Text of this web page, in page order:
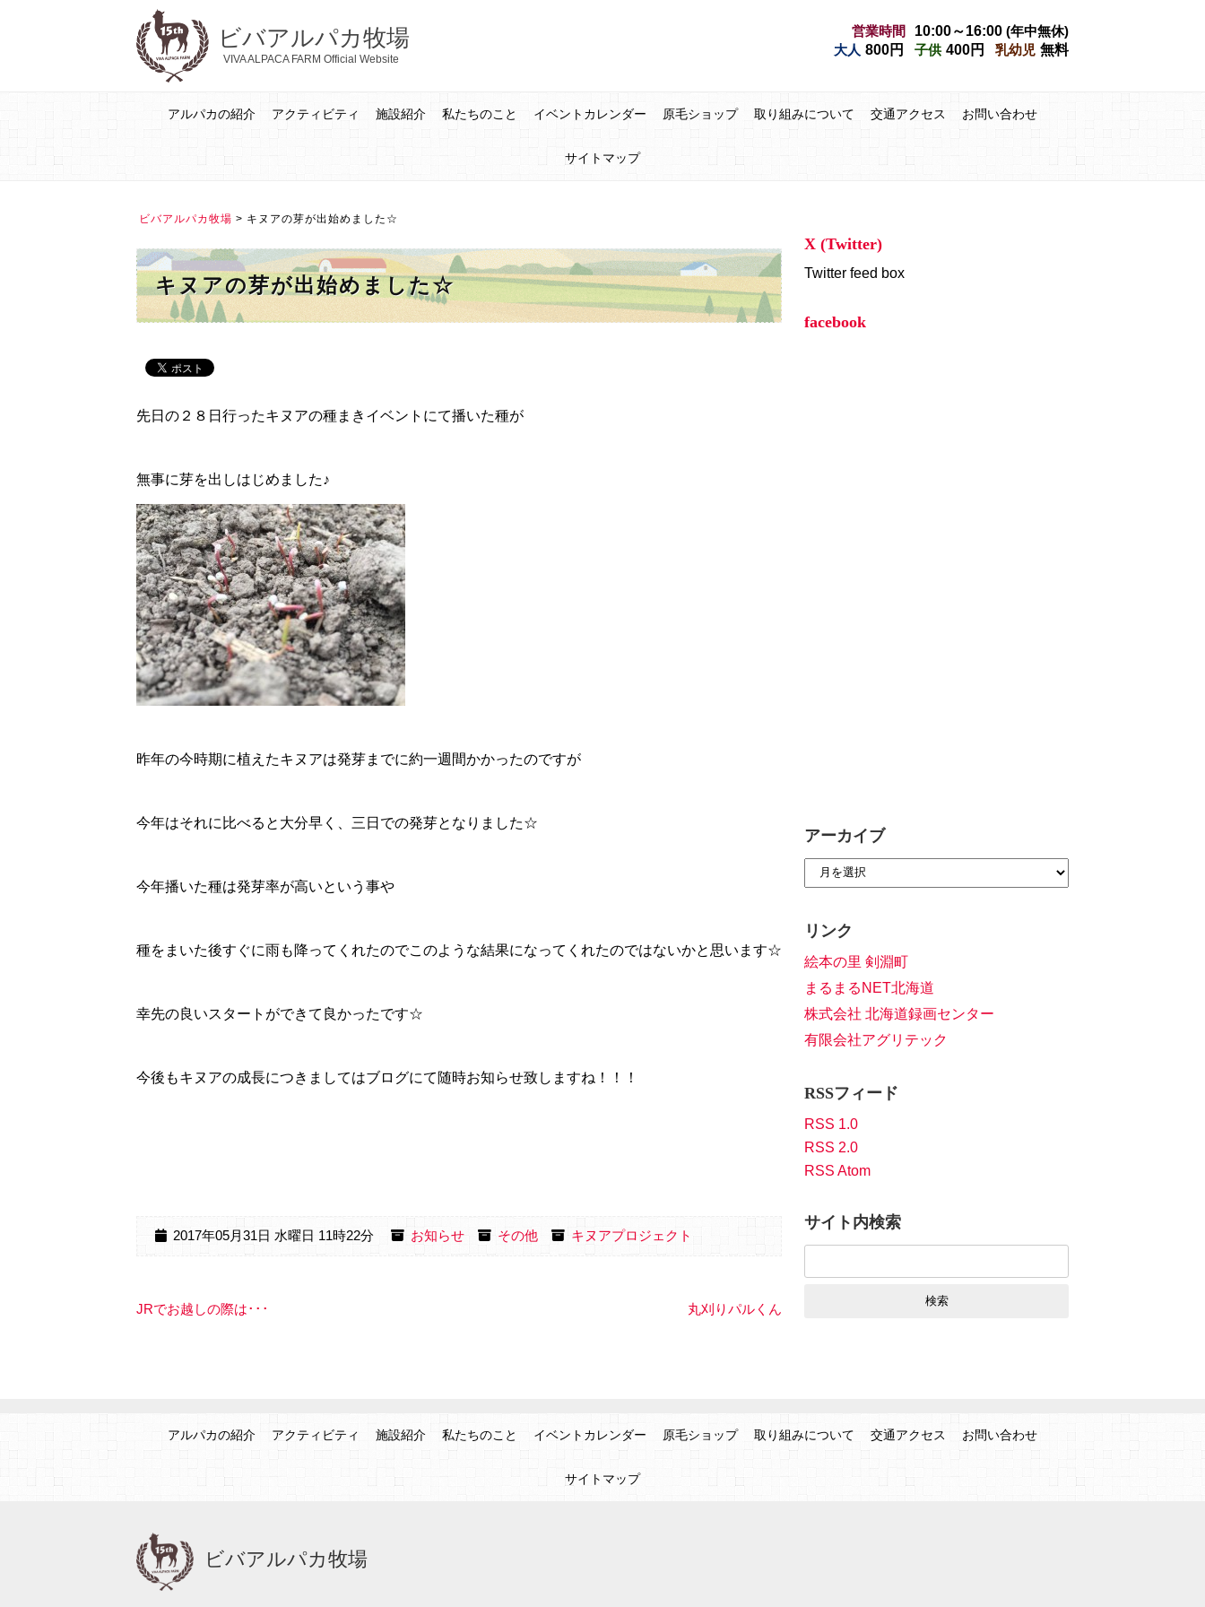
ビバアルパカ牧場
VIVA ALPACA FARM Official Website
営業時間 10:00～16:00 (年中無休)
大人 800円 子供 400円 乳幼児 無料
アルパカの紹介 アクティビティ 施設紹介 私たちのこと イベントカレンダー 原毛ショップ 取り組みについて 交通アクセス お問い合わせ
サイトマップ
ビバアルパカ牧場 > キヌアの芽が出始めました☆
キヌアの芽が出始めました☆
先日の２８日行ったキヌアの種まきイベントにて播いた種が
無事に芽を出しはじめました♪
昨年の今時期に植えたキヌアは発芽までに約一週間かかったのですが
今年はそれに比べると大分早く、三日での発芽となりました☆
今年播いた種は発芽率が高いという事や
種をまいた後すぐに雨も降ってくれたのでこのような結果になってくれたのではないかと思います☆
幸先の良いスタートができて良かったです☆
今後もキヌアの成長につきましてはブログにて随時お知らせ致しますね！！！
2017年05月31日 水曜日 11時22分 お知らせ その他 キヌアプロジェクト
JRでお越しの際は･･･ 丸刈りパルくん
X (Twitter)
Twitter feed box
facebook
アーカイブ
リンク
絵本の里 剣淵町
まるまるNET北海道
株式会社 北海道録画センター
有限会社アグリテック
RSSフィード
RSS 1.0
RSS 2.0
RSS Atom
サイト内検索
アルパカの紹介 アクティビティ 施設紹介 私たちのこと イベントカレンダー 原毛ショップ 取り組みについて 交通アクセス お問い合わせ
サイトマップ
ビバアルパカ牧場